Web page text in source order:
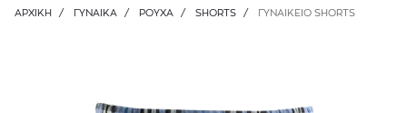
ΑΡΧΙΚΉ / ΓΥΝΑΙΚΑ / ΡΟΥΧΑ / SHORTS / ΓΥΝΑΙΚΕΙΟ SHORTS